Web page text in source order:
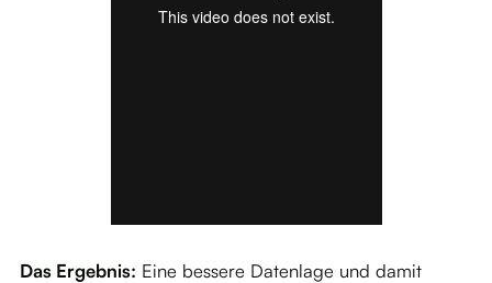
Das Ergebnis: Eine bessere Datenlage und damit